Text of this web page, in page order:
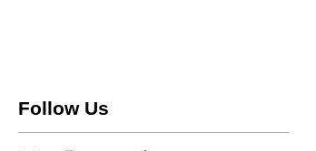
Follow Us